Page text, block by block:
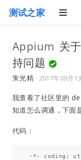
测试之家
Appium 关
持问题
朱光精 · 2017年09月
我查看了社区里的
知道怎么调通，下面
代码：
-*- coding :